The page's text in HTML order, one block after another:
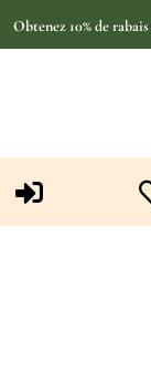
Obtenez 10% de